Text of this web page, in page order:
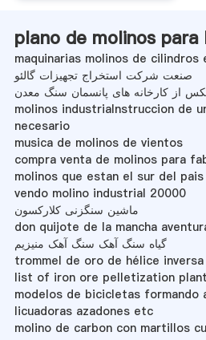
plano de molinos para
maquinarias molinos de cilindros
صنعت شرکت استخراج تجهیزات گالئو
از کارخانه های پانسمان سنگ معدن
molinos industrialnstruccion de
necesario
musica de molinos de vientos
compra venta de molinos para
molinos que estan el sur del pais
vendo molino industrial 20000
ماشین سنگزنی کلارکسون
don quijote de la mancha
گیاه سنگ آهک سنگ آهک منیزیم
trommel de oro de hélice
list of iron ore pelletization
modelos de bicicletas formando
licuadoras azadones etc
molino de carbon con martillos